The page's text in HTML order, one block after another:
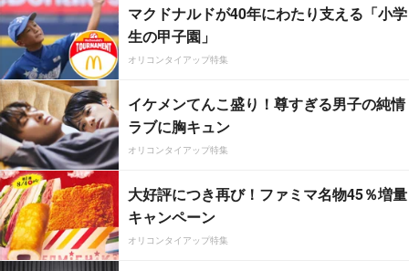
マクドナルドが40年にわたり支える「小学
生の甲子園」
オリコンタイアップ特集
イケメンてんこ盛り！尊すぎる男子の純情
ラブに胸キュン
オリコンタイアップ特集
大好評につき再び！ファミマ名物45％増量
キャンペーン
オリコンタイアップ特集